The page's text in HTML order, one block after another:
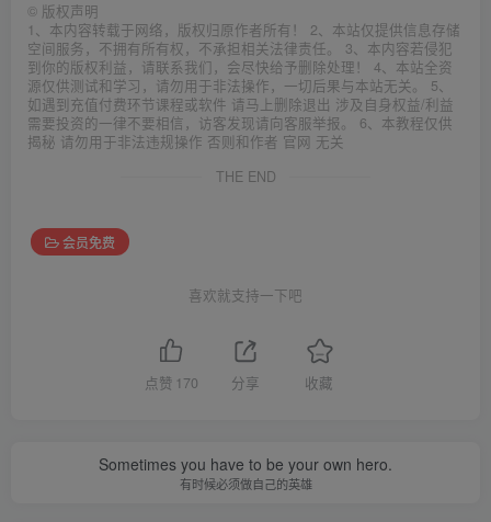
© 版权声明
1、本内容转载于网络，版权归原作者所有！ 2、本站仅提供信息存储
空间服务，不拥有所有权，不承担相关法律责任。 3、本内容若侵犯
到你的版权利益，请联系我们，会尽快给予删除处理！ 4、本站全资
源仅供测试和学习，请勿用于非法操作，一切后果与本站无关。 5、
如遇到充值付费环节课程或软件 请马上删除退出 涉及自身权益/利益
需要投资的一律不要相信，访客发现请向客服举报。 6、本教程仅供
揭秘 请勿用于非法违规操作 否则和作者 官网 无关
THE END
会员免费
喜欢就支持一下吧
点赞 170 分享 收藏
Sometimes you have to be your own hero.
有时候必须做自己的英雄